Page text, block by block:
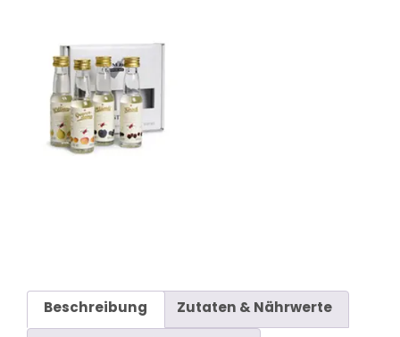
Beschreibung Zutaten & Nährwerte